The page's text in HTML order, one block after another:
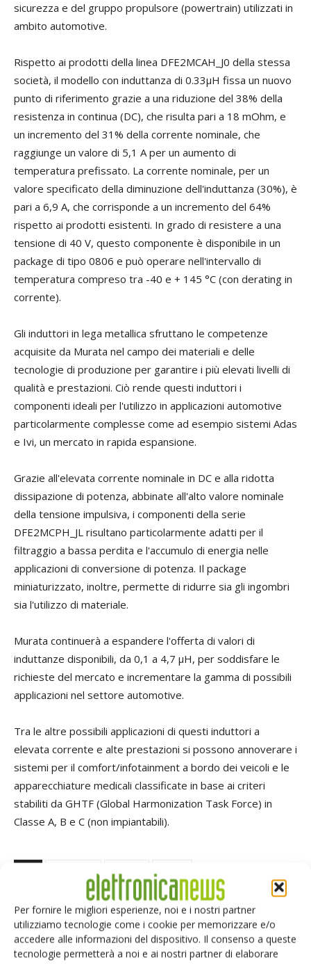
Per fornire le migliori esperienze, noi e i nostri partner
utilizziamo tecnologie come i cookie per memorizzare e/o
accedere alle informazioni del dispositivo. Il consenso a queste
tecnologie permetterà a noi e ai nostri partner di elaborare
sicurezza e del gruppo propulsore (powertrain) utilizzati in
ambito automotive.
Rispetto ai prodotti della linea DFE2MCAH_J0 della stessa
società, il modello con induttanza di 0.33µH fissa un nuovo
punto di riferimento grazie a una riduzione del 38% della
resistenza in continua (DC), che risulta pari a 18 mOhm, e
un incremento del 31% della corrente nominale, che
raggiunge un valore di 5,1 A per un aumento di
temperatura prefissato. La corrente nominale, per un
valore specificato della diminuzione dell'induttanza (30%), è
pari a 6,9 A, che corrisponde a un incremento del 64%
rispetto ai prodotti esistenti. In grado di resistere a una
tensione di 40 V, questo componente è disponibile in un
package di tipo 0806 e può operare nell'intervallo di
temperatura compreso tra -40 e + 145 °C (con derating in
corrente).
Gli induttori in lega metallica sfruttano le competenze
acquisite da Murata nel campo dei materiali e delle
tecnologie di produzione per garantire i più elevati livelli di
qualità e prestazioni. Ciò rende questi induttori i
componenti ideali per l'utilizzo in applicazioni automotive
particolarmente complesse come ad esempio sistemi Adas
e Ivi, un mercato in rapida espansione.
Grazie all'elevata corrente nominale in DC e alla ridotta
dissipazione di potenza, abbinate all'alto valore nominale
della tensione impulsiva, i componenti della serie
DFE2MCPH_JL risultano particolarmente adatti per il
filtraggio a bassa perdita e l'accumulo di energia nelle
applicazioni di conversione di potenza. Il package
miniaturizzato, inoltre, permette di ridurre sia gli ingombri
sia l'utilizzo di materiale.
Murata continuerà a espandere l'offerta di valori di
induttanze disponibili, da 0,1 a 4,7 μH, per soddisfare le
richieste del mercato e incrementare la gamma di possibili
applicazioni nel settore automotive.
Tra le altre possibili applicazioni di questi induttori a
elevata corrente e alte prestazioni si possono annoverare i
sistemi per il comfort/infotainment a bordo dei veicoli e le
apparecchiature medicali classificate in base ai criteri
stabiliti da GHTF (Global Harmonization Task Force) in
Classe A, B e C (non impiantabili).
TAG
Facebook Twitter